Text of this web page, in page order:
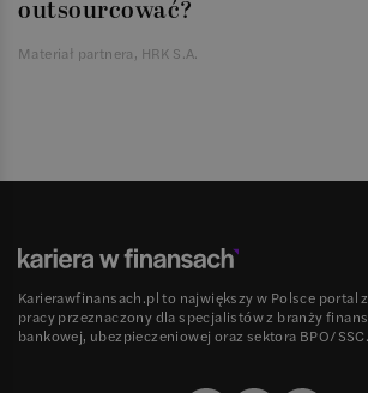
outsourcować?
Materiał partnera, HRK S.A.
Karierawfinansach.pl to największy w Polsce portal
pracy przeznaczony dla specjalistów z branży
bankowej, ubezpieczeniowej oraz sektora BPO/SSC.